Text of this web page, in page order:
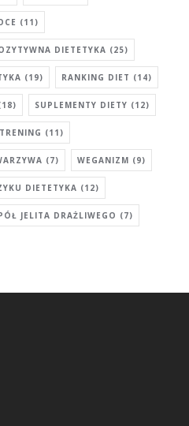
(11)
DIETETYKA (25)
(19) RANKING DIET (14)
SUPLEMENTY DIETY (12)
TRENING (11)
(7) WEGANIZM (9)
DIETETYKA (12)
JELITA DRAŻLIWEGO (7)